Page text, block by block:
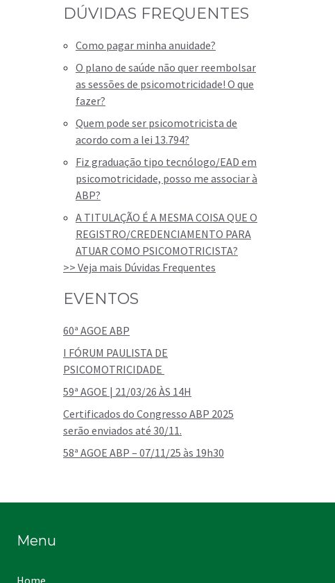
DÚVIDAS FREQUENTES
Como pagar minha anuidade?
O plano de saúde não quer reembolsar
as sessões de psicomotricidade! O que
fazer?
Quem pode ser psicomotricista de
acordo com a lei 13.794?
Fiz graduação tipo tecnólogo/EAD em
psicomotricidade, posso me associar à
ABP?
A TITULAÇÃO É A MESMA COISA QUE O
REGISTRO/CREDENCIAMENTO PARA
ATUAR COMO PSICOMOTRICISTA?
>> Veja mais Dúvidas Frequentes
EVENTOS
60ª AGOE ABP
I FÓRUM PAULISTA DE
PSICOMOTRICIDADE
59ª AGOE | 21/03/26 ÀS 14H
Certificados do Congresso ABP 2025
serão enviados até 30/11.
58ª AGOE ABP – 07/11/25 às 19h30
Menu
Home